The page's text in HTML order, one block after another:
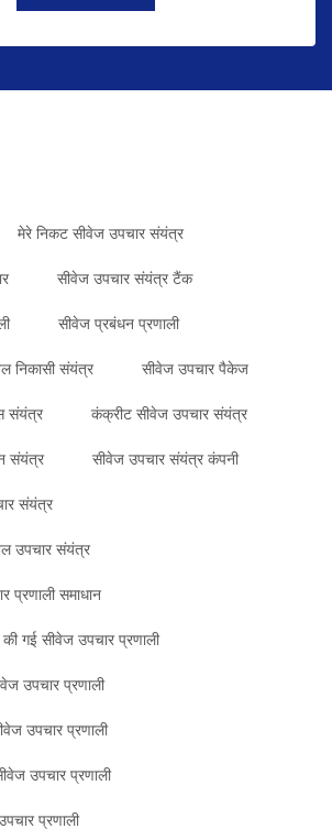
मेरे निकट सीवेज उपचार संयंत्र
सीवेज उपचार संयंत्र टैंक
सीवेज प्रबंधन प्रणाली
निकासी संयंत्र सीवेज उपचार पैकेज
संयंत्र कंक्रीट सीवेज उपचार संयंत्र
संयंत्र सीवेज उपचार संयंत्र कंपनी
संयंत्र
उपचार संयंत्र
प्रणाली समाधान
गई सीवेज उपचार प्रणाली
उपचार प्रणाली
उपचार प्रणाली
उपचार प्रणाली
प्रणाली